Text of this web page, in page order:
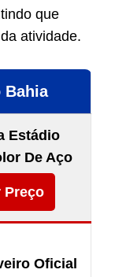
que
atividade.
Bahia
Estádio
De Aço
Preço
Oficial